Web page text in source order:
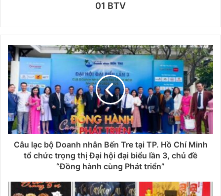
01 BTV
Câu lạc bộ Doanh nhân Bến Tre tại TP. Hồ Chí Minh
tổ chức trọng thị Đại hội đại biểu lần 3, chủ đề
“Đồng hành cùng Phát triển”